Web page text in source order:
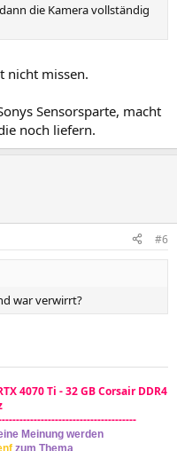
die Kamera vollständig
nicht missen.
Sensorsparte, macht
noch liefern.
#6
war verwirrt?
4070 Ti - 32 GB Corsair DDR4
Meinung werden
zum Thema